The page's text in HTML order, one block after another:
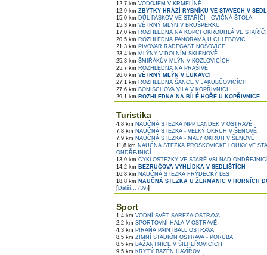
12,7 km VODOJEM V KRMELÍNĚ
12,9 km ZBYTKY HRÁZÍ RYBNÍKU VE STAVECH V
15,0 km DŮL PASKOV VE STAŘÍČI - CVIČNÁ ŠTOLA
15,3 km VĚTRNÝ MLÝN V BRUŠPERKU
17,0 km ROZHLEDNA NA KOPCI OKROUHLÁ VE STAŘÍČI
20,5 km ROZHLEDNA PANORAMA U CHLEBOVIC
21,3 km PIVOVAR RADEGAST NOŠOVICE
23,4 km MLÝNY V DOLNÍM SKLENOVĚ
25,3 km ŠMIŘÁKŮV MLÝN V KOZLOVICÍCH
25,7 km ROZHLEDNA NA PRAŠIVÉ
26,6 km VĚTRNÝ MLÝN V LUKAVCI
27,1 km ROZHLEDNA ŠANCE V JAKUBČOVICÍCH
27,6 km BÖNISCHOVA VILA V KOPŘIVNICI
29,1 km ROZHLEDNA NA BÍLÉ HOŘE U KOPŘIVNICE
Turistika
4,8 km NAUČNÁ STEZKA NPP LANDEK V OSTRAVĚ
7,8 km NAUČNÁ STEZKA - VELKÝ OKRUH V ŠENOVĚ
7,9 km NAUČNÁ STEZKA - MALÝ OKRUH V ŠENOVĚ
11,8 km NAUČNÁ STEZKA PROSKOVICKÉ LOUKY VE
ONDŘEJNICÍ
13,9 km CYKLOSTEZKY VE STARÉ VSI NAD
14,2 km BEZRUČOVA VYHLÍDKA V SEDLIŠTÍCH
16,8 km NAUČNÁ STEZKA FRÝDECKÝ LES
18,8 km NAUČNÁ STEZKA U ŽERMANIC V HORNÍCH
[Další... (39)]
Sport
1,4 km VODNÍ SVĚT SAREZA OSTRAVA
2,2 km SPORTOVNÍ HALA V OSTRAVĚ
4,3 km PIRAŇA PAINTBALL OSTRAVA
8,5 km ZIMNÍ STADIÓN OSTRAVA - PORUBA
8,5 km BAŽANTNICE V ŠILHEŘOVICÍCH
9,5 km KRYTÝ BAZÉN HAVÍŘOV